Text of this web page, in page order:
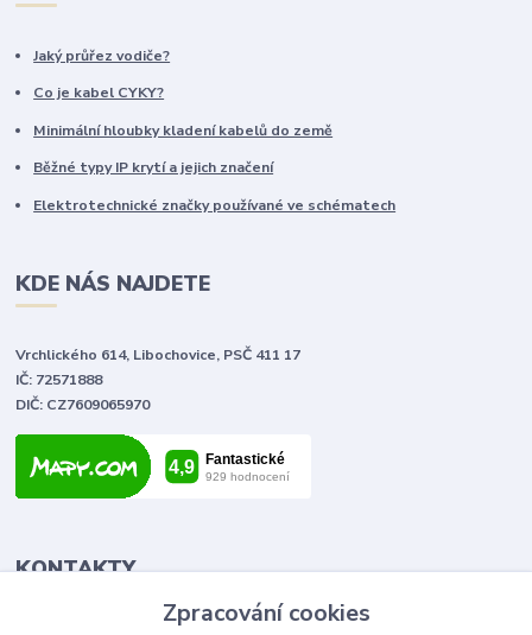
Jaký průřez vodiče?
Co je kabel CYKY?
Minimální hloubky kladení kabelů do země
Běžné typy IP krytí a jejich značení
Elektrotechnické značky používané ve schématech
KDE NÁS NAJDETE
Vrchlického 614, Libochovice, PSČ 411 17
IČ: 72571888
DIČ: CZ7609065970
KONTAKTY
Zpracování cookies